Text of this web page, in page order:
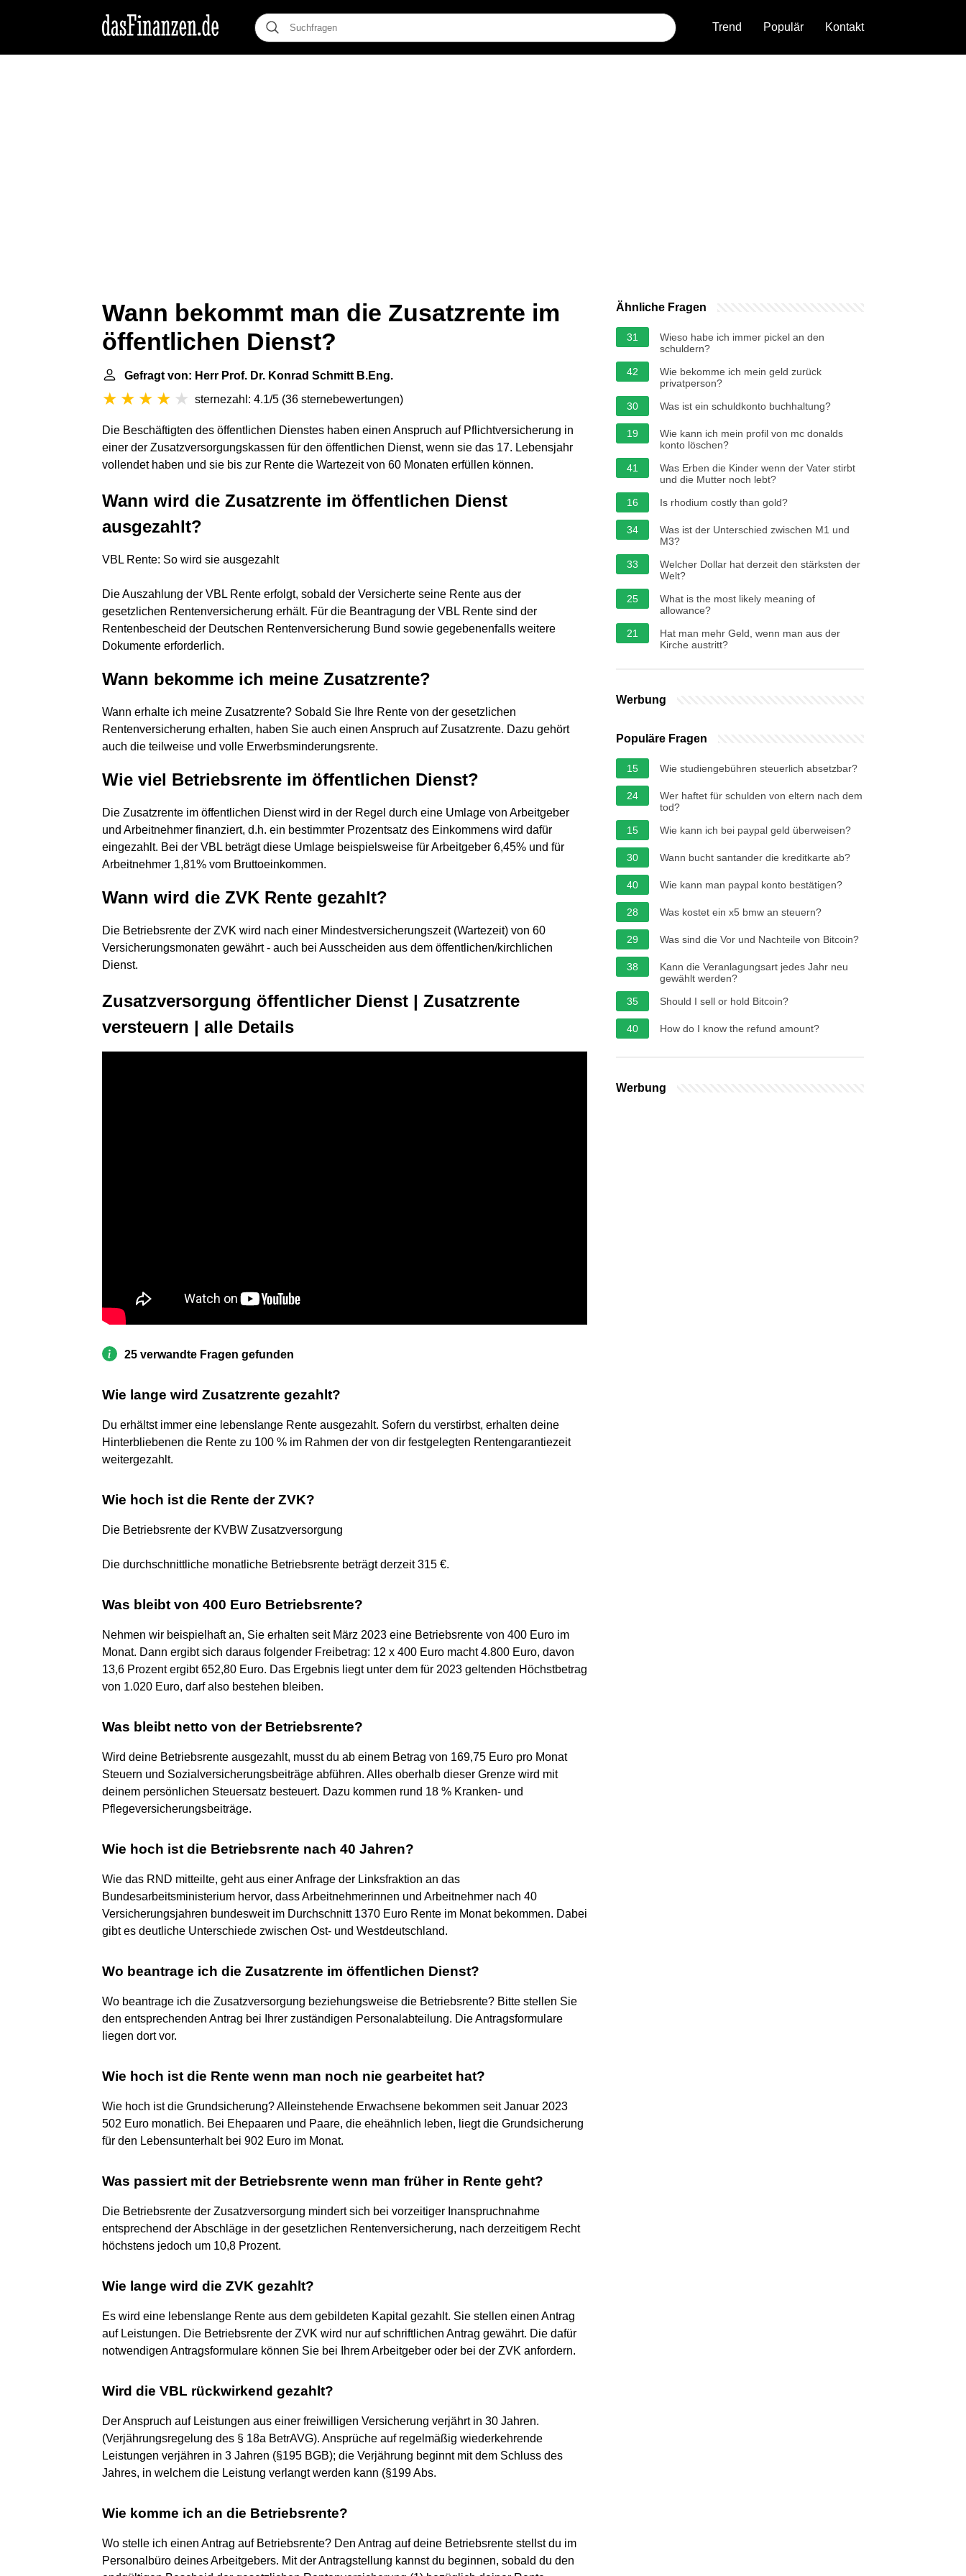
Trend Populär Kontakt
Wann bekommt man die Zusatzrente im
öffentlichen Dienst?
Gefragt von: Herr Prof. Dr. Konrad Schmitt B.Eng.
sternezahl: 4.1/5 (36 sternebewertungen)
Die Beschäftigten des öffentlichen Dienstes haben einen Anspruch auf Pflichtversicherung in
einer der Zusatzversorgungskassen für den öffentlichen Dienst, wenn sie das 17. Lebensjahr
vollendet haben und sie bis zur Rente die Wartezeit von 60 Monaten erfüllen können.
Wann wird die Zusatzrente im öffentlichen Dienst
ausgezahlt?
VBL Rente: So wird sie ausgezahlt
Die Auszahlung der VBL Rente erfolgt, sobald der Versicherte seine Rente aus der
gesetzlichen Rentenversicherung erhält. Für die Beantragung der VBL Rente sind der
Rentenbescheid der Deutschen Rentenversicherung Bund sowie gegebenenfalls weitere
Dokumente erforderlich.
Wann bekomme ich meine Zusatzrente?
Wann erhalte ich meine Zusatzrente? Sobald Sie Ihre Rente von der gesetzlichen
Rentenversicherung erhalten, haben Sie auch einen Anspruch auf Zusatzrente. Dazu gehört
auch die teilweise und volle Erwerbsminderungsrente.
Wie viel Betriebsrente im öffentlichen Dienst?
Die Zusatzrente im öffentlichen Dienst wird in der Regel durch eine Umlage von Arbeitgeber
und Arbeitnehmer finanziert, d.h. ein bestimmter Prozentsatz des Einkommens wird dafür
eingezahlt. Bei der VBL beträgt diese Umlage beispielsweise für Arbeitgeber 6,45% und für
Arbeitnehmer 1,81% vom Bruttoeinkommen.
Wann wird die ZVK Rente gezahlt?
Die Betriebsrente der ZVK wird nach einer Mindestversicherungszeit (Wartezeit) von 60
Versicherungsmonaten gewährt - auch bei Ausscheiden aus dem öffentlichen/kirchlichen
Dienst.
Zusatzversorgung öffentlicher Dienst | Zusatzrente
versteuern | alle Details
25 verwandte Fragen gefunden
Wie lange wird Zusatzrente gezahlt?
Du erhältst immer eine lebenslange Rente ausgezahlt. Sofern du verstirbst, erhalten deine
Hinterbliebenen die Rente zu 100 % im Rahmen der von dir festgelegten Rentengarantiezeit
weitergezahlt.
Wie hoch ist die Rente der ZVK?
Die Betriebsrente der KVBW Zusatzversorgung
Die durchschnittliche monatliche Betriebsrente beträgt derzeit 315 €.
Was bleibt von 400 Euro Betriebsrente?
Nehmen wir beispielhaft an, Sie erhalten seit März 2023 eine Betriebsrente von 400 Euro im
Monat. Dann ergibt sich daraus folgender Freibetrag: 12 x 400 Euro macht 4.800 Euro, davon
13,6 Prozent ergibt 652,80 Euro. Das Ergebnis liegt unter dem für 2023 geltenden Höchstbetrag
von 1.020 Euro, darf also bestehen bleiben.
Was bleibt netto von der Betriebsrente?
Wird deine Betriebsrente ausgezahlt, musst du ab einem Betrag von 169,75 Euro pro Monat
Steuern und Sozialversicherungsbeiträge abführen. Alles oberhalb dieser Grenze wird mit
deinem persönlichen Steuersatz besteuert. Dazu kommen rund 18 % Kranken- und
Pflegeversicherungsbeiträge.
Wie hoch ist die Betriebsrente nach 40 Jahren?
Wie das RND mitteilte, geht aus einer Anfrage der Linksfraktion an das
Bundesarbeitsministerium hervor, dass Arbeitnehmerinnen und Arbeitnehmer nach 40
Versicherungsjahren bundesweit im Durchschnitt 1370 Euro Rente im Monat bekommen. Dabei
gibt es deutliche Unterschiede zwischen Ost- und Westdeutschland.
Wo beantrage ich die Zusatzrente im öffentlichen Dienst?
Wo beantrage ich die Zusatzversorgung beziehungsweise die Betriebsrente? Bitte stellen Sie
den entsprechenden Antrag bei Ihrer zuständigen Personalabteilung. Die Antragsformulare
liegen dort vor.
Wie hoch ist die Rente wenn man noch nie gearbeitet hat?
Wie hoch ist die Grundsicherung? Alleinstehende Erwachsene bekommen seit Januar 2023
502 Euro monatlich. Bei Ehepaaren und Paare, die eheähnlich leben, liegt die Grundsicherung
für den Lebensunterhalt bei 902 Euro im Monat.
Was passiert mit der Betriebsrente wenn man früher in Rente geht?
Die Betriebsrente der Zusatzversorgung mindert sich bei vorzeitiger Inanspruchnahme
entsprechend der Abschläge in der gesetzlichen Rentenversicherung, nach derzeitigem Recht
höchstens jedoch um 10,8 Prozent.
Wie lange wird die ZVK gezahlt?
Es wird eine lebenslange Rente aus dem gebildeten Kapital gezahlt. Sie stellen einen Antrag
auf Leistungen. Die Betriebsrente der ZVK wird nur auf schriftlichen Antrag gewährt. Die dafür
notwendigen Antragsformulare können Sie bei Ihrem Arbeitgeber oder bei der ZVK anfordern.
Wird die VBL rückwirkend gezahlt?
Der Anspruch auf Leistungen aus einer freiwilligen Versicherung verjährt in 30 Jahren.
(Verjährungsregelung des § 18a BetrAVG). Ansprüche auf regelmäßig wiederkehrende
Leistungen verjähren in 3 Jahren (§195 BGB); die Verjährung beginnt mit dem Schluss des
Jahres, in welchem die Leistung verlangt werden kann (§199 Abs.
Wie komme ich an die Betriebsrente?
Wo stelle ich einen Antrag auf Betriebsrente? Den Antrag auf deine Betriebsrente stellst du im
Personalbüro deines Arbeitgebers. Mit der Antragstellung kannst du beginnen, sobald du den
Ähnliche Fragen
31
Wieso habe ich immer pickel an den
schuldern?
42
Wie bekomme ich mein geld zurück
privatperson?
30
Was ist ein schuldkonto buchhaltung?
19
Wie kann ich mein profil von mc donalds
konto löschen?
41
Was Erben die Kinder wenn der Vater stirbt
und die Mutter noch lebt?
16
Is rhodium costly than gold?
34
Was ist der Unterschied zwischen M1 und
M3?
33
Welcher Dollar hat derzeit den stärksten der
Welt?
25
What is the most likely meaning of
allowance?
21
Hat man mehr Geld, wenn man aus der
Kirche austritt?
Werbung
Populäre Fragen
15 Wie studiengebühren steuerlich absetzbar?
24
Wer haftet für schulden von eltern nach dem
tod?
15
Wie kann ich bei paypal geld überweisen?
30 Wann bucht santander die kreditkarte ab?
40 Wie kann man paypal konto bestätigen?
28 Was kostet ein x5 bmw an steuern?
29 Was sind die Vor und Nachteile von Bitcoin?
38
Kann die Veranlagungsart jedes Jahr neu
gewählt werden?
35
Should I sell or hold Bitcoin?
40 How do I know the refund amount?
Werbung